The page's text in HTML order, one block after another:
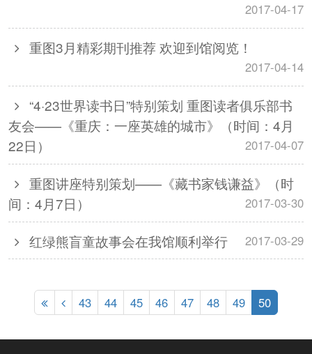
2017-04-17
重图3月精彩期刊推荐 欢迎到馆阅览！
2017-04-14
“4·23世界读书日”特别策划 重图读者俱乐部书
友会——《重庆：一座英雄的城市》（时间：4月
22日）
2017-04-07
重图讲座特别策划——《藏书家钱谦益》（时
间：4月7日）
2017-03-30
红绿熊盲童故事会在我馆顺利举行 2017-03-29
43 44 45 46 47 48 49 50